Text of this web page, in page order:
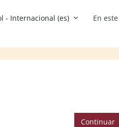
- Internacional ‎(es)‎ En
Continuar